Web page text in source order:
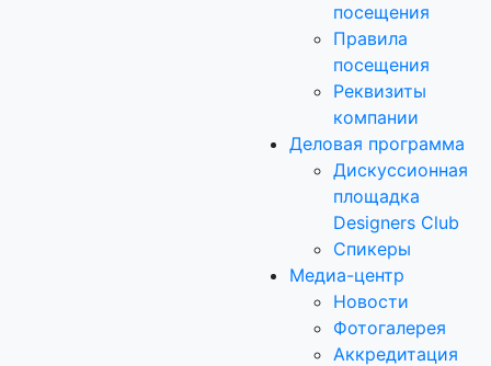
посещения
Правила
посещения
Реквизиты
компании
Деловая программа
Дискуссионная
площадка
Designers Club
Спикеры
Медиа-центр
Новости
Фотогалерея
Аккредитация